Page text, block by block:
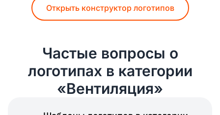
Открыть конструктор логотипов
Частые вопросы о
логотипах в категории
«Вентиляция»